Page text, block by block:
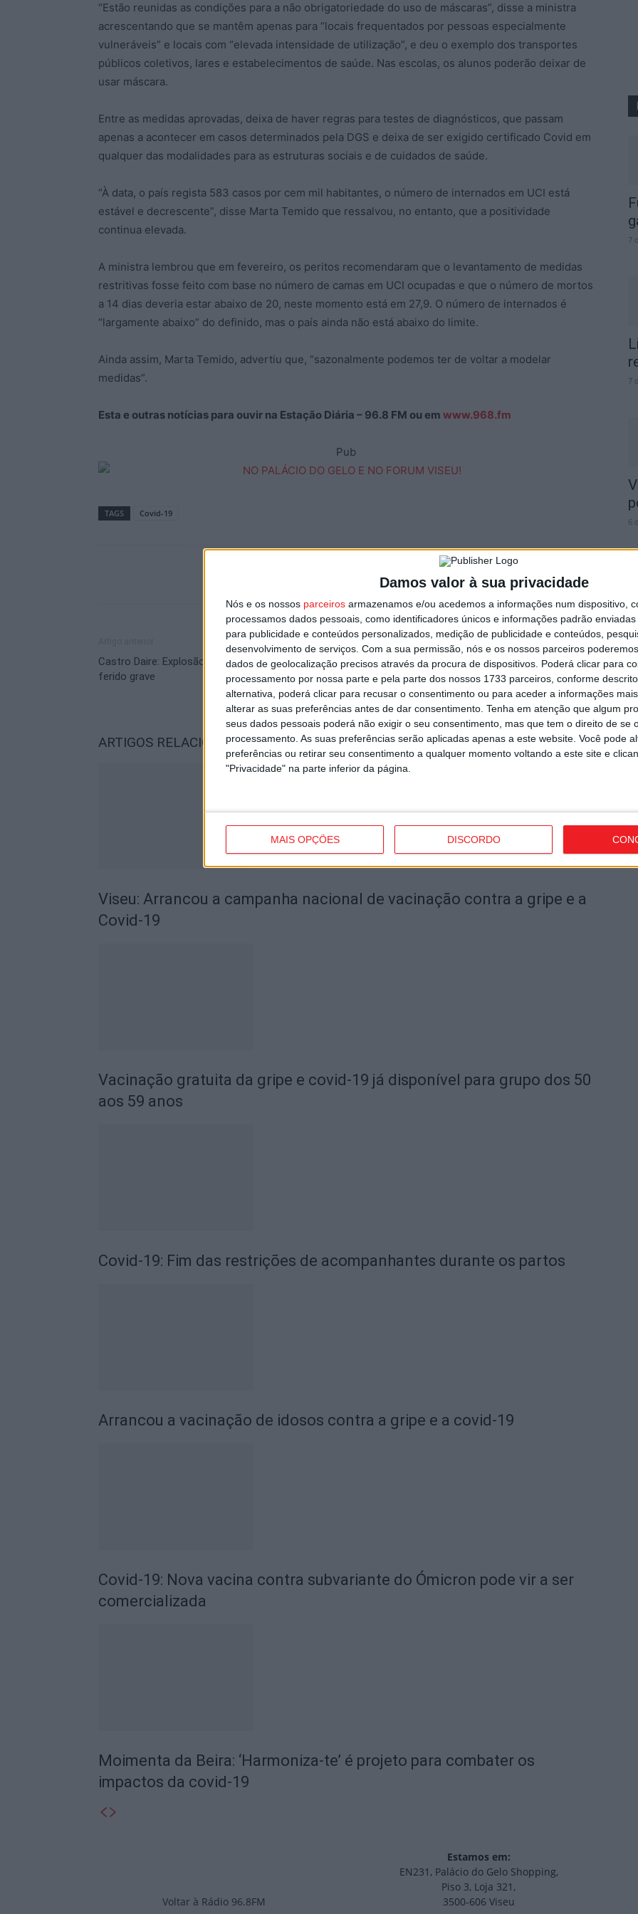
Damos valor à sua privacidade
Nós e os nossos parceiros armazenamos e/ou acedemos a informações num dispositivo,
processamos dados pessoais, como identificadores únicos e informações padrão
para publicidade e conteúdos personalizados, medição de publicidade e conteúdos,
desenvolvimento de serviços. Com a sua permissão, nós e os nossos parceiros
dados de geolocalização precisos através da procura de dispositivos. Poderá clicar para
processamento por nossa parte e pela parte dos nossos 1733 parceiros, conforme
alternativa, poderá clicar para recusar o consentimento ou para aceder a informações
alterar as suas preferências antes de dar consentimento. Tenha em atenção que algum
seus dados pessoais poderá não exigir o seu consentimento, mas que tem o direito de se
processamento. As suas preferências serão aplicadas apenas a este website. Você pode
preferências ou retirar seu consentimento a qualquer momento voltando a este site e
"Privacidade" na parte inferior da página.
MAIS OPÇÕES DISCORDO
“Estão reunidas as condições para a não obrigatoriedade do uso de máscaras”, disse a ministra
acrescentando que se mantêm apenas para “locais frequentados por pessoas especialmente
vulneráveis” e locais com “elevada intensidade de utilização”, e deu o exemplo dos transportes
públicos coletivos, lares e estabelecimentos de saúde. Nas escolas, os alunos poderão deixar de
usar máscara.
Entre as medidas aprovadas, deixa de haver regras para testes de diagnósticos, que passam
apenas a acontecer em casos determinados pela DGS e deixa de ser exigido certificado Covid em
qualquer das modalidades para as estruturas sociais e de cuidados de saúde.
“À data, o país regista 583 casos por cem mil habitantes, o número de internados em UCI está
estável e decrescente”, disse Marta Temido que ressalvou, no entanto, que a positividade
continua elevada.
A ministra lembrou que em fevereiro, os peritos recomendaram que o levantamento de medidas
restritivas fosse feito com base no número de camas em UCI ocupadas e que o número de mortos
a 14 dias deveria estar abaixo de 20, neste momento está em 27,9. O número de internados é
“largamente abaixo” do definido, mas o país ainda não está abaixo do limite.
Ainda assim, Marta Temido, advertiu que, “sazonalmente podemos ter de voltar a modelar
medidas”.
Esta e outras notícias para ouvir na Estação Diária – 96.8 FM ou em www.968.fm
Pub
TAGS Covid-19
Castro Daire: Explosão em pedreira provoca um
ferido grave
Mangualde: Stellantis em ‘lay-off’ por falta de
componentes
ARTIGOS RELACIONADOSMais do autor
Viseu: Arrancou a campanha nacional de vacinação contra a gripe e a
Covid-19
Vacinação gratuita da gripe e covid-19 já disponível para grupo dos 50
aos 59 anos
Covid-19: Fim das restrições de acompanhantes durante os partos
Arrancou a vacinação de idosos contra a gripe e a covid-19
Covid-19: Nova vacina contra subvariante do Ómicron pode vir a ser
comercializada
Moimenta da Beira: ‘Harmoniza-te’ é projeto para combater os
impactos da covid-19
7
7
6
6
6
Voltar à Rádio 96.8FM
Estamos em:
EN231, Palácio do Gelo Shopping,
Piso 3, Loja 321,
3500-606 Viseu